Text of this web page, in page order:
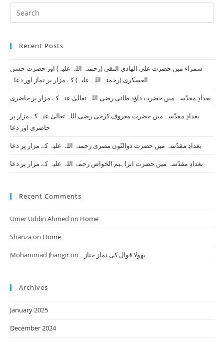
Recent Posts
سمراء میں حضرت علی الھادی النقی (رحمتہ اللہ علیہ) اور حضرت حسن
العسکری (رحمتہ اللہ علیہ) کے مزار پر نماز اور دعا۔
بغدادِ مقدّسہ میں حضرت داؤد طائی رضی اللہ تعالیٰ عنہ کے مزار پر حاضری
بغدادِ مقدّسہ میں حضرت معروف کرخی رضی اللہ تعالیٰ عنہ کے مزار پر
حاضری اور دعا
بغدادِ مقدّسہ میں حضرت ذوالنّون مصری رحمتہ اللہ علیہ کے مزار پر دعا
بغدادِ مقدّسہ میں حضرت ابراہیم الخواص رحمۃ اللہ علیہ کے مزار پر دعا
Recent Comments
Umer Uddin Ahmed on Home
Shanzaon Home
Mohammad Jhangiron بھولا قوال کی نماز جنازہ
Archives
January 2025
December 2024